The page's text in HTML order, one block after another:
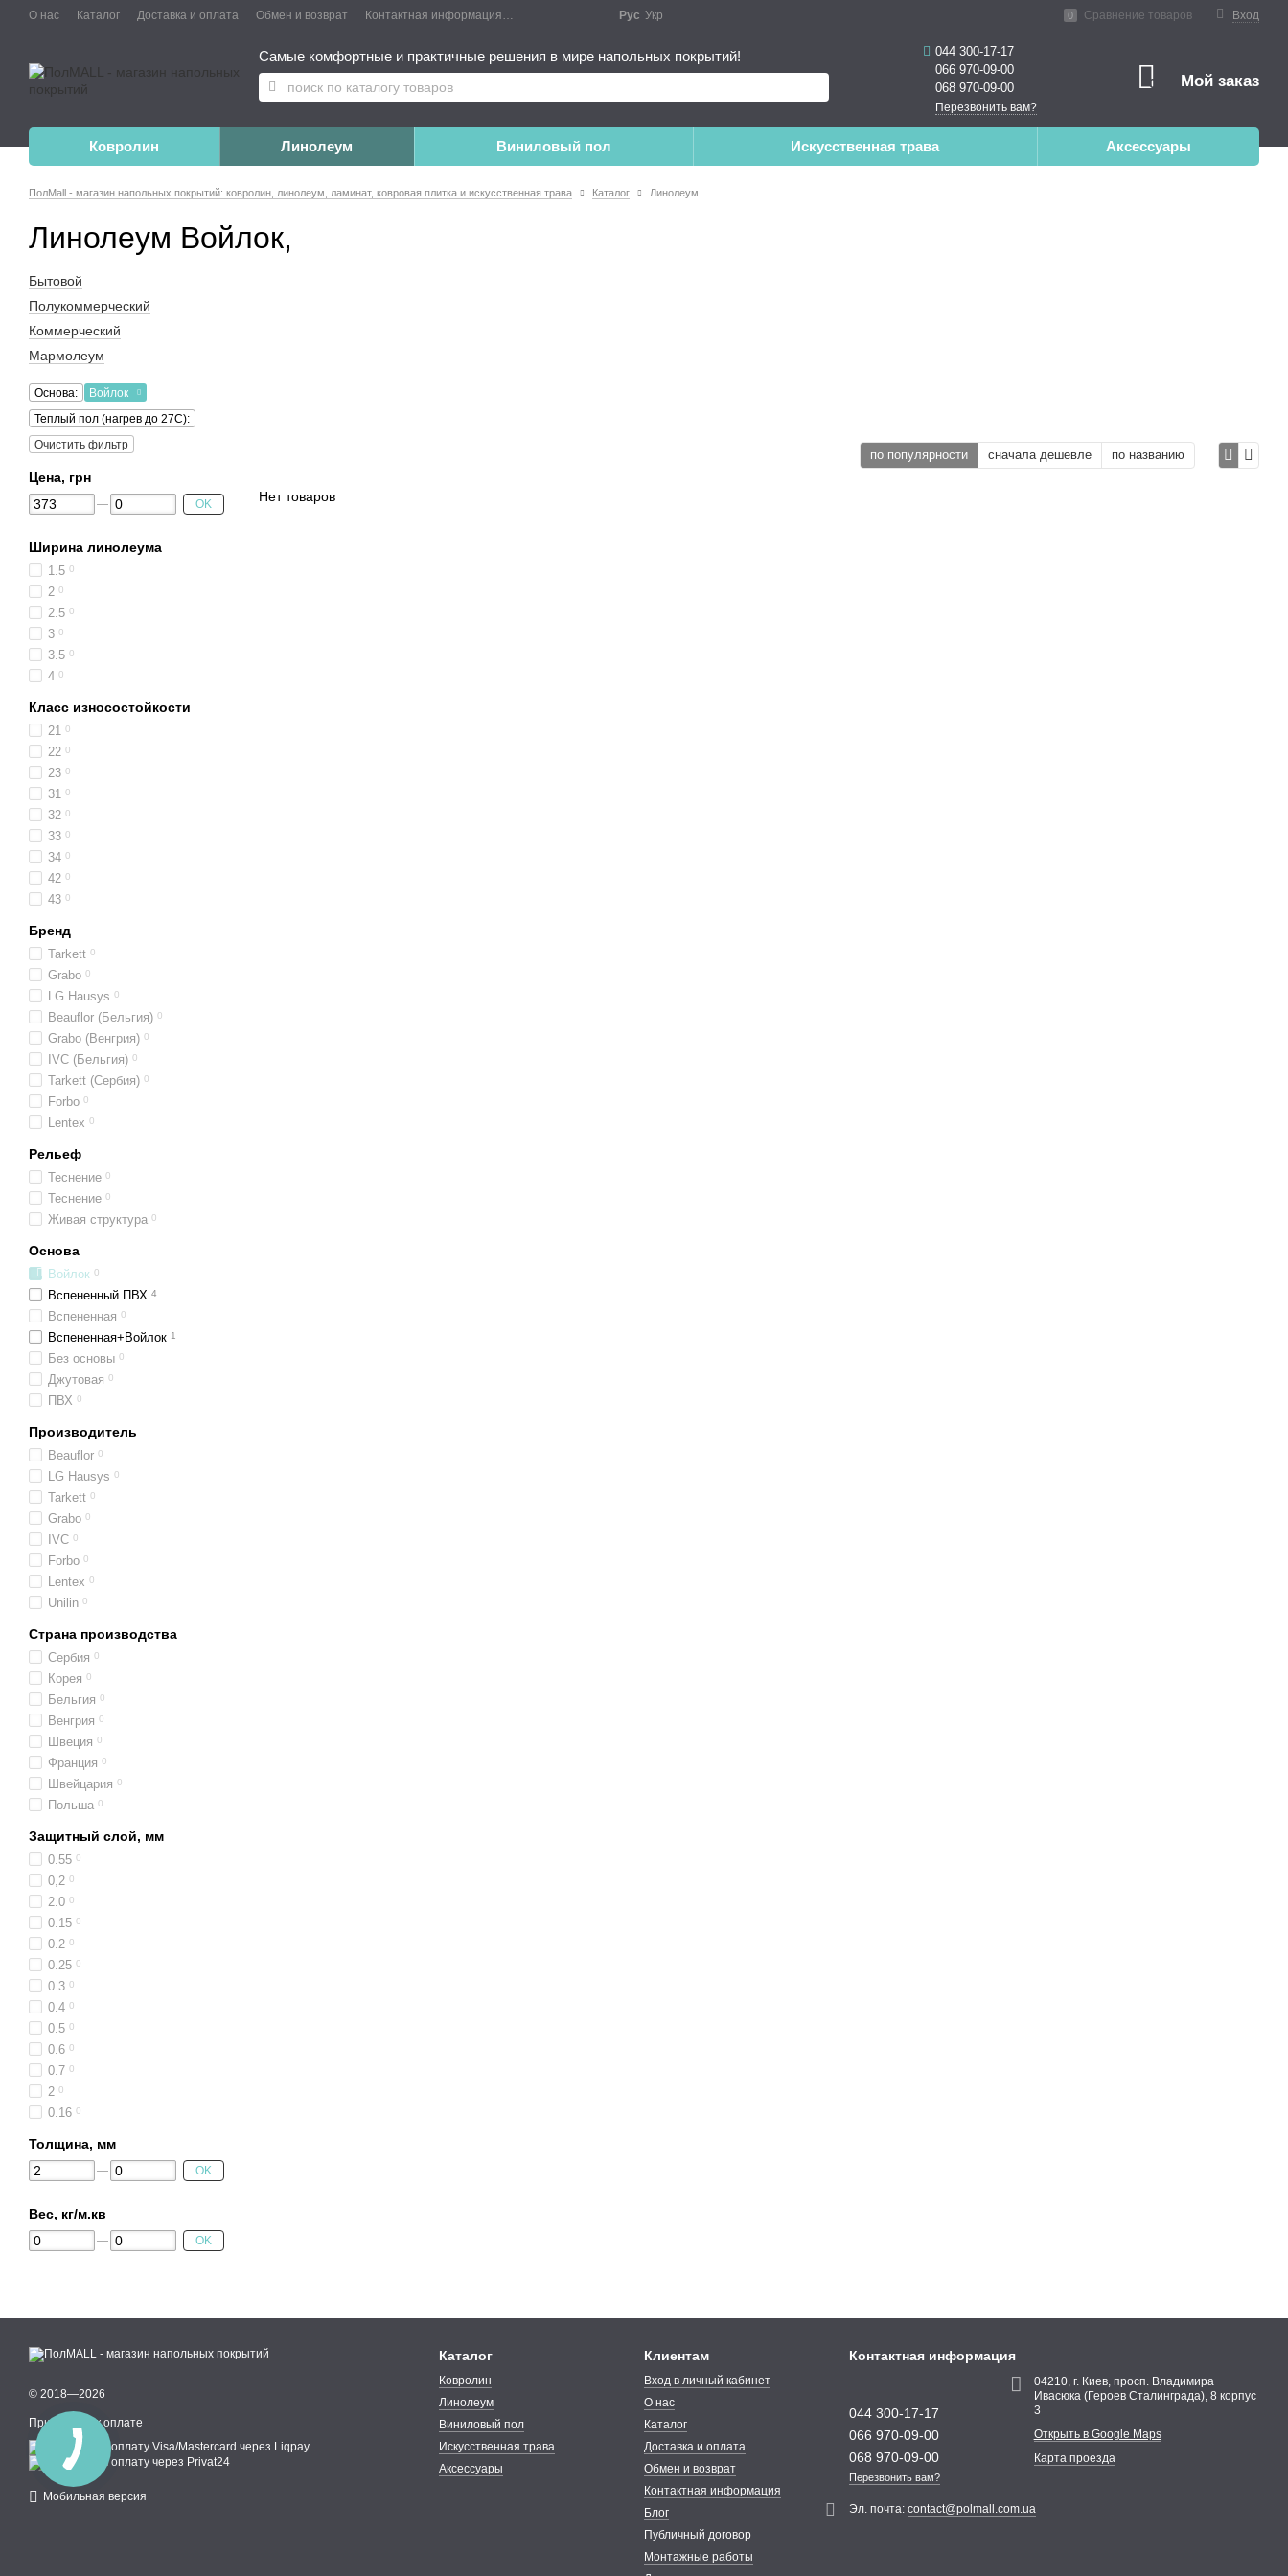
О нас Каталог Доставка и оплата Обмен и возврат Контактная информация Публичный договор Вход
0 Сравнение товаров
Рус Укр
Самые комфортные и практичные решения в мире напольных покрытий!
044 300-17-17
066 970-09-00
068 970-09-00
Перезвонить вам?
0 Мой заказ
Ковролин Линолеум Виниловый пол Искусственная трава Аксессуары
ПолMall - магазин напольных покрытий: ковролин, линолеум, ламинат, ковровая плитка и искусственная трава Каталог Линолеум
Линолеум Войлок,
по популярности сначала дешевле по названию
Нет товаров
Бытовой
Полукоммерческий
Коммерческий
Мармолеум
Основа:
Войлок
Теплый пол (нагрев до 27С):
Очистить фильтр
Цена, грн
OK
Ширина линолеума
1.5 0
2 0
2.5 0
3 0
3.5 0
4 0
Класс износостойкости
21 0
22 0
23 0
31 0
32 0
33 0
34 0
42 0
43 0
Бренд
Tarkett 0
Grabo 0
LG Hausys 0
Beauflor (Бельгия) 0
Grabo (Венгрия) 0
IVC (Бельгия) 0
Tarkett (Сербия) 0
Forbo 0
Lentex 0
Рельеф
Теснение 0
Теснение 0
Живая структура 0
Основа
Войлок 0
Вспененный ПВХ 4
Вспененная 0
Вспененная+Войлок 1
Без основы 0
Джутовая 0
ПВХ 0
Производитель
Beauflor 0
LG Hausys 0
Tarkett 0
Grabo 0
IVC 0
Forbo 0
Lentex 0
Unilin 0
Страна производства
Сербия 0
Корея 0
Бельгия 0
Венгрия 0
Швеция 0
Франция 0
Швейцария 0
Польша 0
Защитный слой, мм
0.55 0
0,2 0
2.0 0
0.15 0
0.2 0
0.25 0
0.3 0
0.4 0
0.5 0
0.6 0
0.7 0
2 0
0.16 0
Толщина, мм
OK
Вес, кг/м.кв
OK
© 2018—2026
Принимаем к оплате
Мобильная версия
Каталог
Ковролин
Линолеум
Виниловый пол
Искусственная трава
Аксессуары
Клиентам
Вход в личный кабинет
О нас
Каталог
Доставка и оплата
Обмен и возврат
Контактная информация
Блог
Публичный договор
Монтажные работы
Контактная информация
044 300-17-17
066 970-09-00
068 970-09-00
Перезвонить вам?
04210, г. Киев, просп. Владимира
Ивасюка (Героев Сталинграда), 8 корпус
3
Открыть в Google Maps
Карта проезда
Эл. почта:contact@polmall.com.ua